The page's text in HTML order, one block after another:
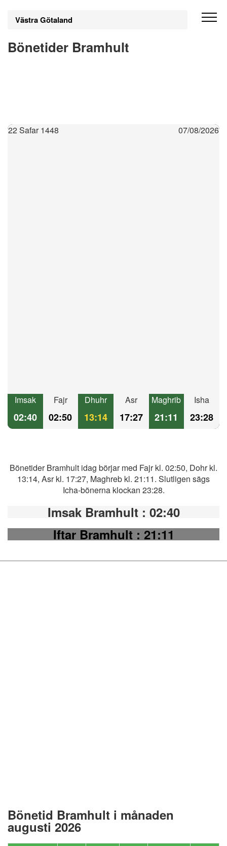
Västra Götaland
Bönetider Bramhult
22 Safar 1448 07/08/2026
Imsak
02:40
Fajr
02:50
Dhuhr
13:14
Asr
17:27
Maghrib
21:11
Isha
23:28
Bönetider Bramhult idag börjar med Fajr kl. 02:50, Dohr kl.
13:14, Asr kl. 17:27, Maghreb kl. 21:11. Slutligen sägs
Icha-bönerna klockan 23:28.
Imsak Bramhult : 02:40
Iftar Bramhult: 21:11
Bönetid Bramhult i månaden
augusti 2026